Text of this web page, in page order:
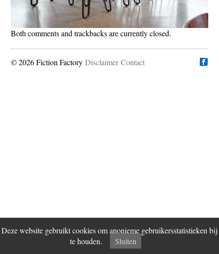
Deze website gebruikt cookies om anonieme gebruikersstatistieken bij
te houden.
Sluiten
Both comments and trackbacks are currently closed.
© 2026 Fiction Factory Disclaimer Contact
Vind ons op